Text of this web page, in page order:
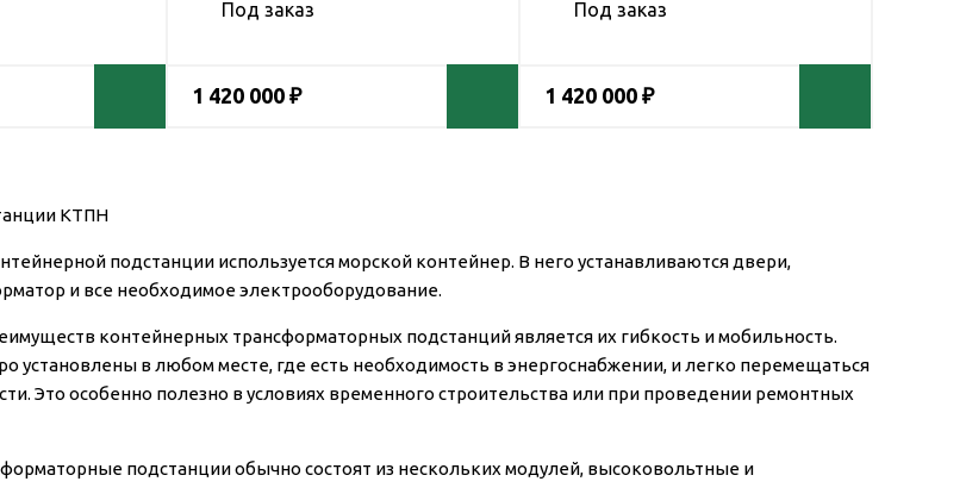
Под заказ
1 420 000 ₽
Под заказ
1 420 000 ₽
КТПН
подстанции используется морской контейнер. В него устанавливаются двери,
и все необходимое электрооборудование.
контейнерных трансформаторных подстанций является их гибкость и мобильность.
установлены в любом месте, где есть необходимость в энергоснабжении, и легко перемещаться
Это особенно полезно в условиях временного строительства или при проведении ремонтных
подстанции обычно состоят из нескольких модулей, высоковольтные и